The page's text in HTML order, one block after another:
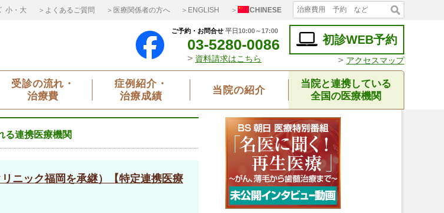
小 ・ 大 ＞よくあるご質問 ＞医療関係者の方へ ＞ENGLISH ＞ CHINESE
ご予約・お問合せ 平日10:00～17:00
03-5280-0086
> 資料請求はこちら
初診WEB予約
> アクセスマップ
受診の流れ・
治療費
症例紹介・
治療成績
当院の紹介
当院と連携している
全国の医療機関
る連携医療機関
ニック福岡を承継）【特定連携医療